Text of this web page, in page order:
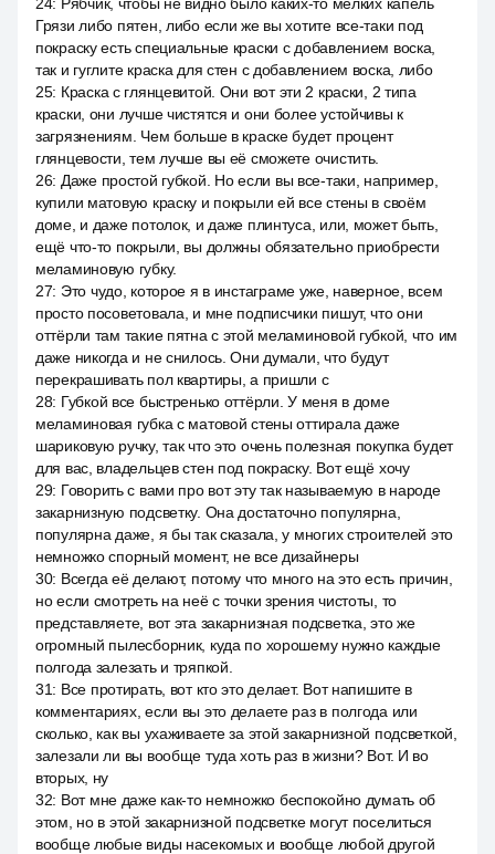
Грязи либо пятен, либо если же вы хотите все-таки под
покраску есть специальные краски с добавлением воска,
так и гуглите краска для стен с добавлением воска, либо
25: Краска с глянцевитой. Они вот эти 2 краски, 2 типа
краски, они лучше чистятся и они более устойчивы к
загрязнениям. Чем больше в краске будет процент
глянцевости, тем лучше вы её сможете очистить.
26: Даже простой губкой. Но если вы все-таки, например,
купили матовую краску и покрыли ей все стены в своём
доме, и даже потолок, и даже плинтуса, или, может быть,
ещё что-то покрыли, вы должны обязательно приобрести
меламиновую губку.
27: Это чудо, которое я в инстаграме уже, наверное, всем
просто посоветовала, и мне подписчики пишут, что они
оттёрли там такие пятна с этой меламиновой губкой, что им
даже никогда и не снилось. Они думали, что будут
перекрашивать пол квартиры, а пришли с
28: Губкой все быстренько оттёрли. У меня в доме
меламиновая губка с матовой стены оттирала даже
шариковую ручку, так что это очень полезная покупка будет
для вас, владельцев стен под покраску. Вот ещё хочу
29: Говорить с вами про вот эту так называемую в народе
закарнизную подсветку. Она достаточно популярна,
популярна даже, я бы так сказала, у многих строителей это
немножко спорный момент, не все дизайнеры
30: Всегда её делают, потому что много на это есть причин,
но если смотреть на неё с точки зрения чистоты, то
представляете, вот эта закарнизная подсветка, это же
огромный пылесборник, куда по хорошему нужно каждые
полгода залезать и тряпкой.
31: Все протирать, вот кто это делает. Вот напишите в
комментариях, если вы это делаете раз в полгода или
сколько, как вы ухаживаете за этой закарнизной подсветкой,
залезали ли вы вообще туда хоть раз в жизни? Вот. И во
вторых, ну
32: Вот мне даже как-то немножко беспокойно думать об
этом, но в этой закарнизной подсветке могут поселиться
вообще любые виды насекомых и вообще любой другой